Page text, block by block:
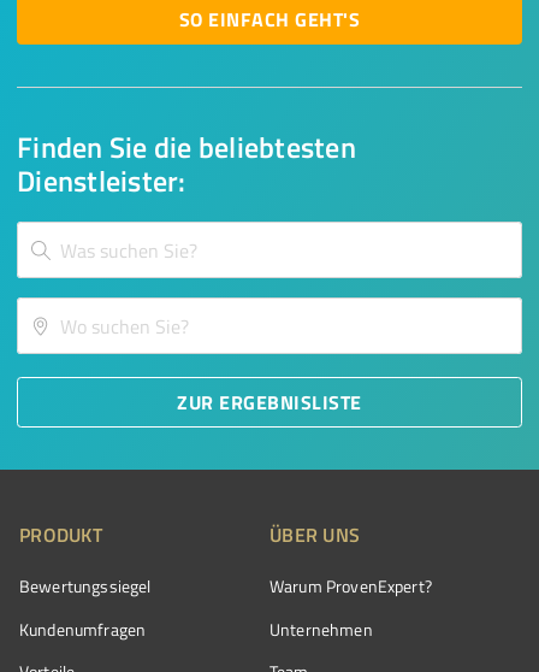
Finden Sie die beliebtesten
Dienstleister:
ZUR ERGEBNISLISTE
SO EINFACH GEHT'S
PRODUKT
Bewertungssiegel
Kundenumfragen
ÜBER UNS
Warum ProvenExpert?
Unternehmen